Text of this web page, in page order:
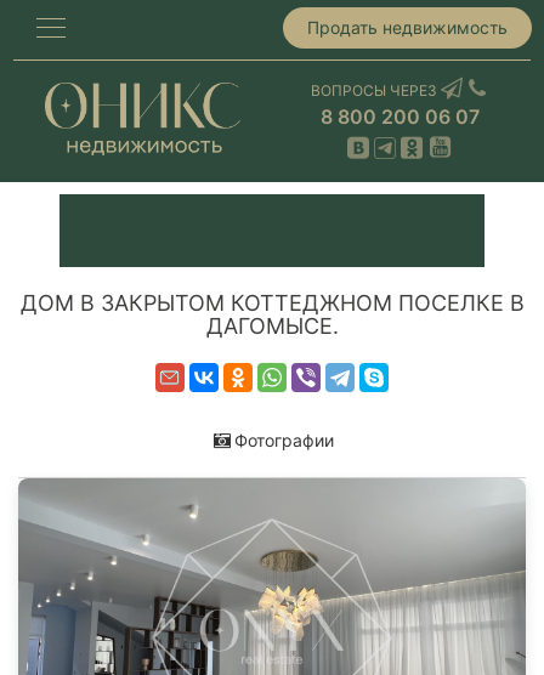
Продать недвижимость
ВОПРОСЫ ЧЕРЕЗ
8 800 200 06 07
ДОМ В ЗАКРЫТОМ КОТТЕДЖНОМ ПОСЕЛКЕ В
ДАГОМЫСЕ.
Фотографии